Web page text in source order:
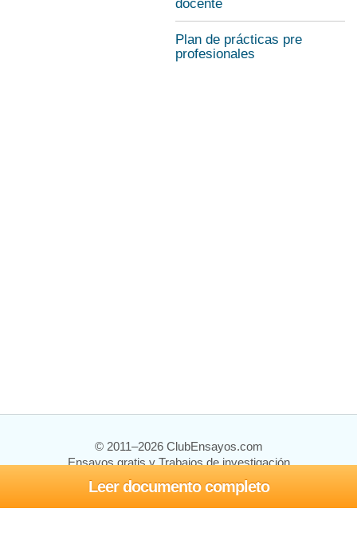
Leer documento completo
docente
Plan de prácticas pre
profesionales
© 2011–2026 ClubEnsayos.com
Ensayos gratis y Trabajos de investigación